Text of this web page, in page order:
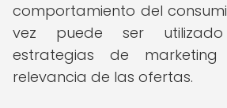
comportamiento del
vez puede ser
estrategias de
relevancia de las ofertas.